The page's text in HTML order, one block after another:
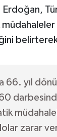
Erdoğan,
belirterek
66. yıl
zarar